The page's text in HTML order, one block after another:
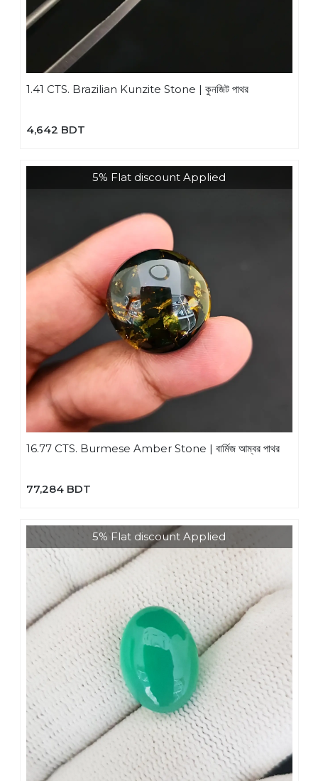
1.41 CTS. Brazilian Kunzite Stone | কুনজিট পাথর
4,642 BDT
5% Flat discount Applied
16.77 CTS. Burmese Amber Stone | বার্মিজ আম্বর পাথর
77,284 BDT
5% Flat discount Applied